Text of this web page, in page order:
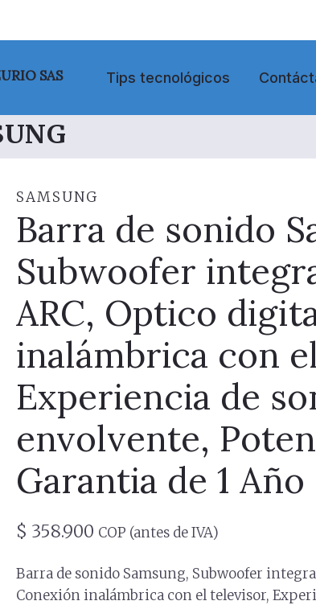
SAS Tips tecnológicos
SAMSUNG
Barra de sonido
Subwoofer
ARC, Optico
inalámbrica con
Experiencia de
envolvente,
Garantia de 1 Año
$ 358.900 COP (antes de IVA)
Barra de sonido Samsung, Subwoofer
Conexión inalámbrica con el televisor,